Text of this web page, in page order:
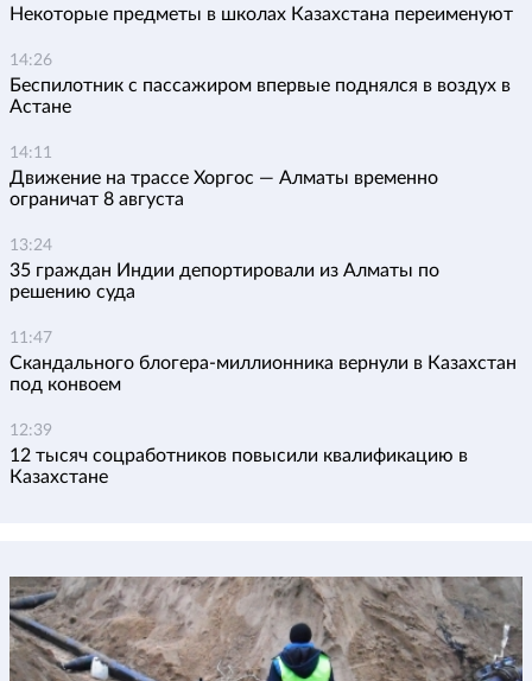
Некоторые предметы в школах Казахстана переименуют
14:26
Беспилотник с пассажиром впервые поднялся в воздух в
Астане
14:11
Движение на трассе Хоргос — Алматы временно
ограничат 8 августа
13:24
35 граждан Индии депортировали из Алматы по
решению суда
11:47
Скандального блогера-миллионника вернули в Казахстан
под конвоем
12:39
12 тысяч соцработников повысили квалификацию в
Казахстане